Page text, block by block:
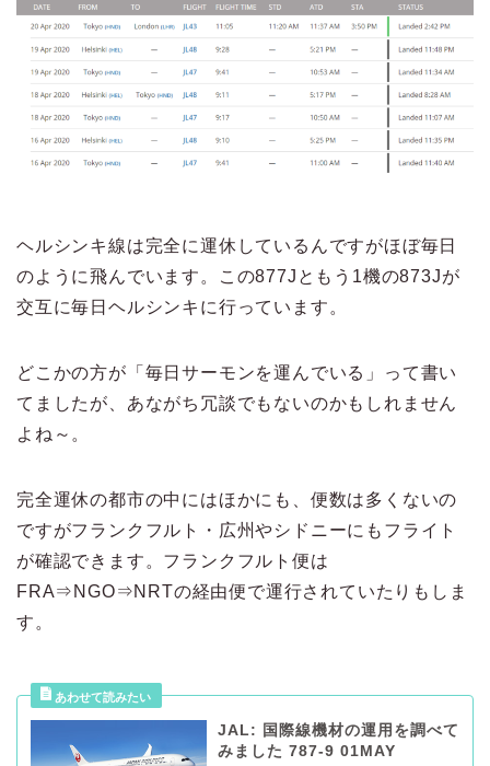
ヘルシンキ線は完全に運休しているんですがほぼ毎日
のように飛んでいます。この877Jともう1機の873Jが
交互に毎日ヘルシンキに行っています。
どこかの方が「毎日サーモンを運んでいる」って書い
てましたが、あながち冗談でもないのかもしれません
よね～。
完全運休の都市の中にはほかにも、便数は多くないの
ですがフランクフルト・広州やシドニーにもフライト
が確認できます。フランクフルト便は
FRA⇒NGO⇒NRTの経由便で運行されていたりもしま
す。
JAL: 国際線機材の運用を調べて
みました 787-9 01MAY